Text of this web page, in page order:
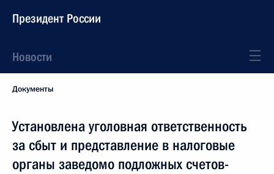
Президент России
Новости
Документы
Установлена уголовная ответственность
за сбыт и представление в налоговые
органы заведомо подложных счетов-